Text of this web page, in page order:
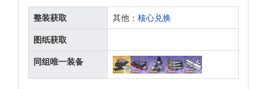
整装获取 其他： 核心兑换
图纸获取
同组唯一装备